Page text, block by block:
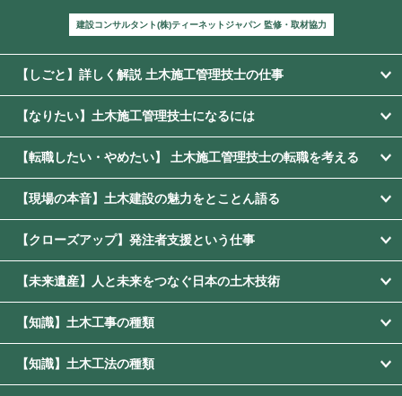
建設コンサルタント(株)ティーネットジャパン 監修・取材協力
【しごと】詳しく解説 土木施工管理技士の仕事
【なりたい】土木施工管理技士になるには
【転職したい・やめたい】 土木施工管理技士の転職を考える
【現場の本音】土木建設の魅力をとことん語る
【クローズアップ】発注者支援という仕事
【未来遺産】人と未来をつなぐ日本の土木技術
【知識】土木工事の種類
【知識】土木工法の種類